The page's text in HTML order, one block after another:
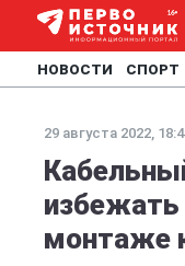
НОВОСТИ СПОРТ
29 августа 2022,
избежать
монтаже